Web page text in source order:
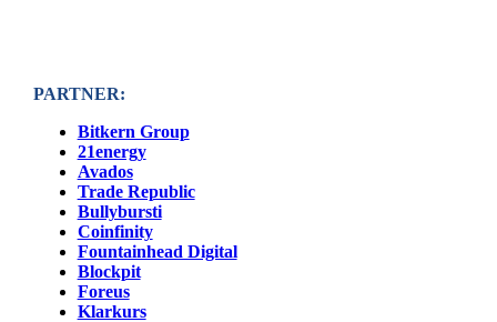
PARTNER:
Bitkern Group
21energy
Avados
Trade Republic
Bullybursti
Coinfinity
Fountainhead Digital
Blockpit
Foreus
Klarkurs